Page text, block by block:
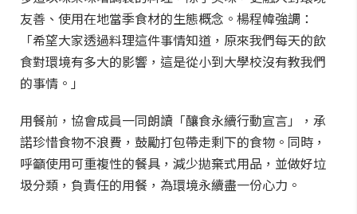
友善、使用在地當季食材的生態概念。楊程幃強調：
「希望大家透過料理這件事情知道，原來我們每天的飲
食對環境有多大的影響，這是從小到大學校沒有教我們
的事情。」
用餐前，協會成員一同朗讀「釀食永續行動宣言」，承
諾珍惜食物不浪費，鼓勵打包帶走剩下的食物。同時，
呼籲使用可重複性的餐具，減少拋棄式用品，並做好垃
圾分類，負責任的用餐，為環境永續盡一份心力。